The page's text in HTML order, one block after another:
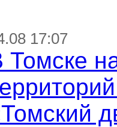
17:07
Томске